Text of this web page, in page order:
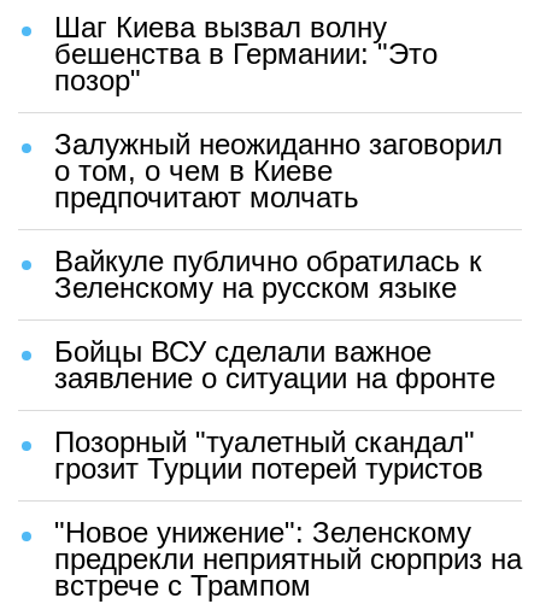
Шаг Киева вызвал волну
бешенства в Германии: "Это
позор"
Залужный неожиданно заговорил
о том, о чем в Киеве
предпочитают молчать
Вайкуле публично обратилась к
Зеленскому на русском языке
Бойцы ВСУ сделали важное
заявление о ситуации на фронте
Позорный "туалетный скандал"
грозит Турции потерей туристов
"Новое унижение": Зеленскому
предрекли неприятный сюрприз на
встрече с Трампом